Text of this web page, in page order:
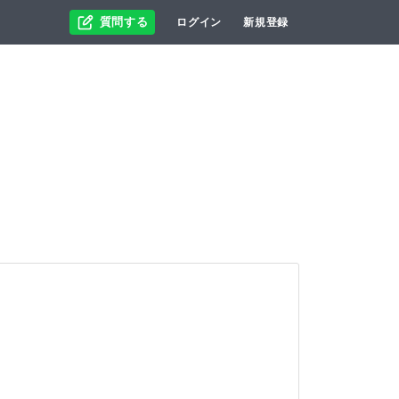
質問する ログイン 新規登録